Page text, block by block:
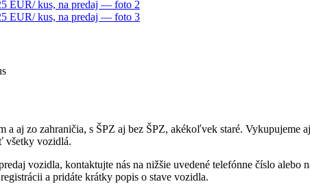
aj zo zahraničia, s ŠPZ aj bez ŠPZ, akékoľvek staré. Vykupujeme
všetky vozidlá.
vozidla, kontaktujte nás na nižšie uvedené telefónne číslo alebo
a pridáte krátky popis o stave vozidla.